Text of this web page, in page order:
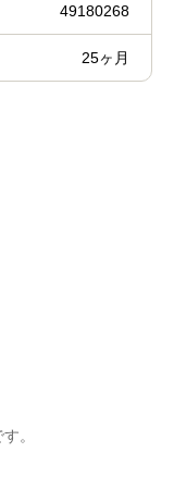
49180268
25ヶ月
。